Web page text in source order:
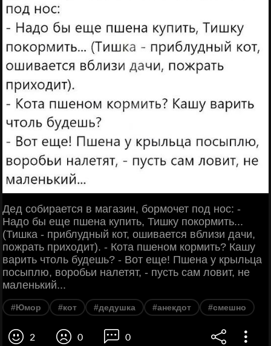
Дед собирается в магазин, бормочет под нос: -
Надо бы еще пшена купить, Тишку покормить...
(Тишка - приблудный кот, ошивается вблизи дачи,
пожрать приходит). - Кота пшеном кормить? Кашу
варить чтоль будешь? - Вот еще! Пшена у крыльца
посыплю, воробьи налетят, - пусть сам ловит, не
маленький...
#Юмор #кот #дедушка #анекдот #смешно
2 0 0